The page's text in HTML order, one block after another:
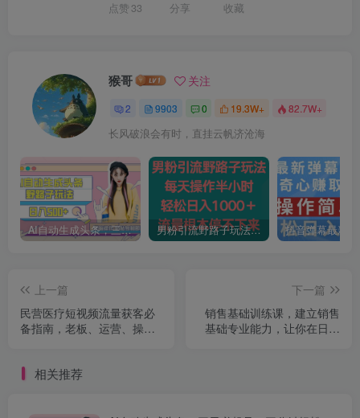
点赞 33 分享 收藏
猴哥 关注
2 9903 0 19.3W+ 82.7W+
长风破浪会有时，直挂云帆济沧海
AI自动生成头条，三天必起号，三分钟轻松发布内容，复制粘贴，保姆级教… 男粉引流野路子玩法，每天操作半小时轻松日入1000＋，流量根本停不下来
上一篇
民营医疗短视频流量获客必
备指南，老板、运营、操盘
下一篇
销售基础训练课，建立销售
基础专业能力，让你在日常
相关推荐